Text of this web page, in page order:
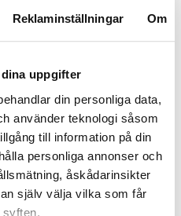
Reklaminställningar Om
uppgifter
din personliga data,
använder teknologi såsom
till information på din
personliga annonser och
åskådarinsikter
själv välja vilka som får
syften.
23: ”Glöm
lucka 22: ”
på
där
var